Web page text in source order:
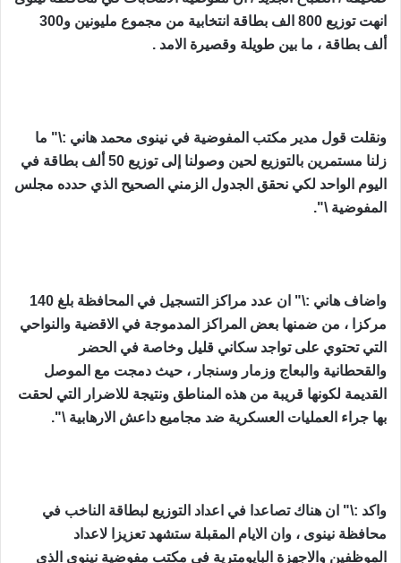
انهت توزيع 800 الف بطاقة ‏انتخابية من مجموع مليونين و300
ألف بطاقة ، ما بين طويلة وقصيرة الامد .‏
ونقلت قول مدير مكتب المفوضية في نينوى محمد هاني :\" ما
زلنا مستمرين بالتوزيع ‏لحين وصولنا إلى توزيع 50 ألف بطاقة في
اليوم الواحد لكي نحقق الجدول الزمني ‏الصحيح الذي حدده مجلس
المفوضية \".‏
واضاف هاني :\" ان عدد مراكز التسجيل في المحافظة بلغ 140
مركزا ، من ‏ضمنها بعض المراكز المدموجة في الاقضية والنواحي
التي تحتوي على تواجد سكاني ‏قليل وخاصة في الحضر
والقحطانية والبعاج وزمار وسنجار ، حيث دمجت مع ‏الموصل
القديمة لكونها قريبة من هذه المناطق ونتيجة للاضرار التي لحقت
بها جراء ‏العمليات العسكرية ضد مجاميع داعش الارهابية \".‏
واكد :\" ان هناك تصاعدا في اعداد التوزيع لبطاقة الناخب في
محافظة نينوى ، وان ‏الايام المقبلة ستشهد تعزيزا لاعداد
الموظفين والاجهزة البايومترية في مكتب مفوضية ‏نينوى الذي